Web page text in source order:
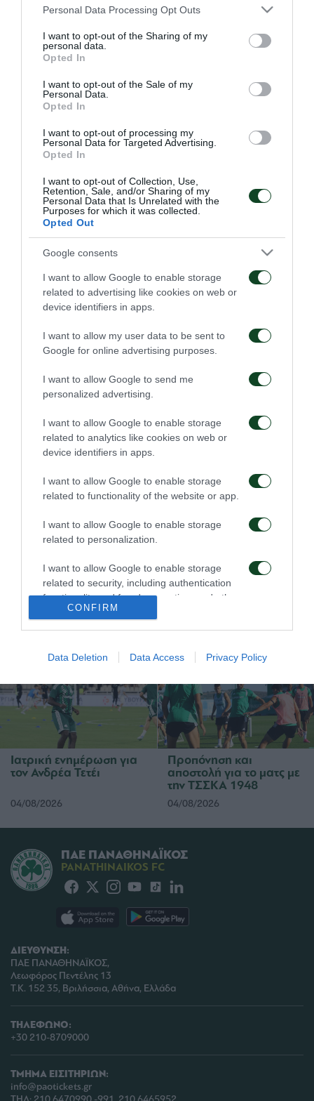
Please note that this website/app uses one or more Google
not limited to your visit or usage behaviour. You may click to
grant or deny consent to Google and its third-party tags to
use your data for below specified purposes in below Google
consent section.
Personal Data Processing Opt Outs
I want to opt-out of the Sharing of my
personal data.
Opted In
I want to opt-out of the Sale of my
Personal Data.
Opted In
I want to opt-out of processing my
Personal Data for Targeted Advertising.
Opted In
I want to opt-out of Collection, Use,
Retention, Sale, and/or Sharing of my
Personal Data that Is Unrelated with the
Purposes for which it was collected.
Opted Out
Google consents
I want to allow Google to enable storage
related to advertising like cookies on web or
device identifiers in apps.
I want to allow my user data to be sent to
Google for online advertising purposes.
I want to allow Google to send me
personalized advertising.
I want to allow Google to enable storage
related to analytics like cookies on web or
device identifiers in apps.
I want to allow Google to enable storage
related to functionality of the website or app.
I want to allow Google to enable storage
related to personalization.
I want to allow Google to enable storage
related to security, including authentication
functionality and fraud prevention, and other
user protection.
CONFIRM
Data Deletion Data Access Privacy Policy
Μετά το τέλος της προπόνησης ανακοινώθηκε η
αποστολή για τον αγώνα με τους Αρκάδες, που θα
διεξαχθεί στο «Απόστολος Νικολαϊδης», στο πλαίσιο
της 5ης αγωνιστικής των Play-offs της Super League
ΟΠΑΠ 2014/15.
Στη διάθεση του Γιάννη Αναστασίου βρίσκονται οι:
Κοτσόλης, Στιλ, Αναγνωστόπουλος, Κουτρουμπής,
Τριανταφυλλόπουλος, Ταυλαρίδης, Νάνο,
Σταματάκης, Ζέκα, Λαγός, Δώνης, Μαρινάκης,
Ντίνας, Μαυρίας, Μπεργκ, Ατζαγκούν, Καρέλης,
Νίνης, Μπερίσα και Στάικος.
Τακτική και κυκλοφορία
της μπάλας
08/08/2026
Πρώτη προπόνηση για
τον Γκαρσία
06/08/2026
Για την πρόκριση στη Η ευρωπαϊκή λίστα για
Ιατρική ενημέρωση για
τον Ανδρέα Τετέι
04/08/2026
Προπόνηση και
αποστολή για το ματς με
την ΤΣΣΚΑ 1948
04/08/2026
ΔΙΕΥΘΥΝΣΗ:
ΠΑΕ ΠΑΝΑΘΗΝΑΪΚΟΣ,
Λεωφόρος Πεντέλης 13
Τ.Κ. 152 35, Βριλήσσια, Αθήνα, Ελλάδα
ΤΗΛΕΦΩΝΟ:
+30 210-8709000
ΤΜΗΜΑ ΕΙΣΙΤΗΡΙΩΝ:
info@paotickets.gr
ΠΑΕ ΠΑΝΑΘΗΝΑΪΚΟΣ
PANATHINAIKOS FC